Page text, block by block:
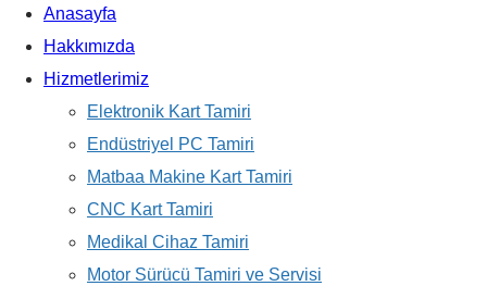
Anasayfa
Hakkımızda
Hizmetlerimiz
Elektronik Kart Tamiri
Endüstriyel PC Tamiri
Matbaa Makine Kart Tamiri
CNC Kart Tamiri
Medikal Cihaz Tamiri
Motor Sürücü Tamiri ve Servisi